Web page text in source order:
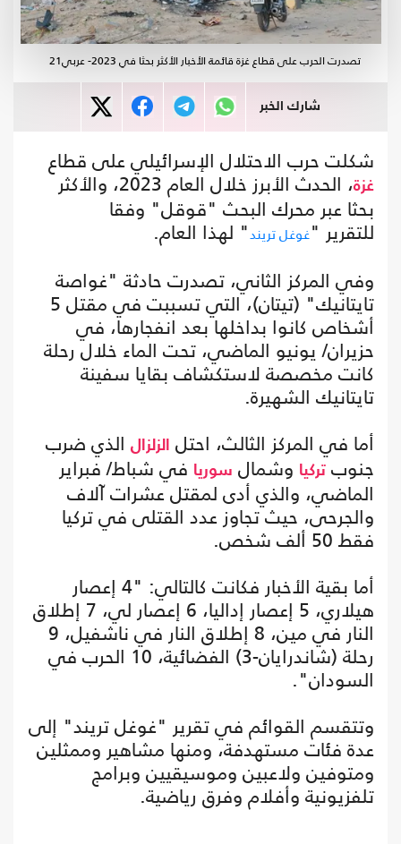
تصدرت الحرب على قطاع غزة قائمة الأخبار الأكثر بحثا في 2023- عربي21
شارك الخبر
شكلت حرب الاحتلال الإسرائيلي على قطاع
غزة
، الحدث الأبرز خلال العام 2023، والأكثر
بحثا عبر محرك البحث "قوقل" وفقا
للتقرير "غوغل تريند" لهذا العام.
وفي المركز الثاني، تصدرت حادثة "غواصة
تايتانيك" (تيتان)، التي تسببت في مقتل 5
أشخاص كانوا بداخلها بعد انفجارها، في
حزيران/ يونيو الماضي، تحت الماء خلال رحلة
كانت مخصصة لاستكشاف بقايا سفينة
تايتانيك الشهيرة.
أما في المركز الثالث، احتل
الزلزال الذي ضرب
جنوب تركيا وشمال سوريا في شباط/ فبراير
الماضي، والذي أدى لمقتل عشرات آلاف
والجرحى، حيث تجاوز عدد القتلى في تركيا
فقط 50 ألف شخص.
أما بقية الأخبار فكانت كالتالي: "4 إعصار
هيلاري، 5 إعصار إداليا، 6 إعصار لي، 7 إطلاق
النار في مين، 8 إطلاق النار في ناشفيل، 9
رحلة (شاندرايان-3) الفضائية، 10 الحرب في
السودان".
وتتقسم القوائم في تقرير "غوغل تريند" إلى
عدة فئات مستهدفة، ومنها مشاهير وممثلين
ومتوفين ولاعبين وموسيقيين وبرامج
تلفزيونية وأفلام وفرق رياضية.